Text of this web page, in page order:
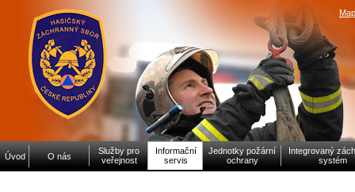
Úvod O nás
Služby pro
veřejnost
Informační
servis
Jednotky požární
ochrany
Integrovaný
systém